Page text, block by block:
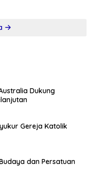
Dukung
Gereja Katolik
dan Persatuan